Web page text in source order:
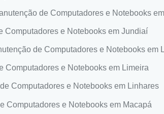
de Computadores e Notebooks
Computadores e Notebooks em Jundiaí
de Computadores e Notebooks em
Computadores e Notebooks em Limeira
Computadores e Notebooks em Linhares
Computadores e Notebooks em Macapá